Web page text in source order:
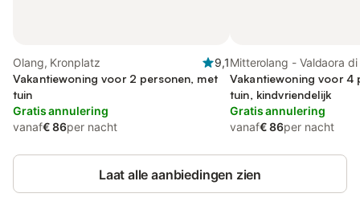
Olang, Kronplatz
9,1
Vakantiewoning voor 2 personen, met
tuin
Gratis annulering
vanaf€ 86per nacht
Mitterolang - Valdaora
Olang
Vakantiewoning voor 4
tuin, kindvriendelijk
Gratis annulering
vanaf€ 86per nacht
Laat alle aanbiedingen zien